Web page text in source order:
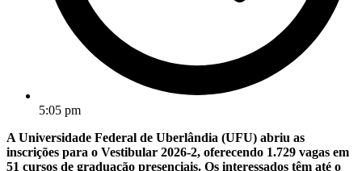
5:05 pm
A Universidade Federal de Uberlândia (UFU) abriu as
inscrições para o Vestibular 2026-2, oferecendo 1.729 vagas em
51 cursos de graduação presenciais. Os interessados têm até o